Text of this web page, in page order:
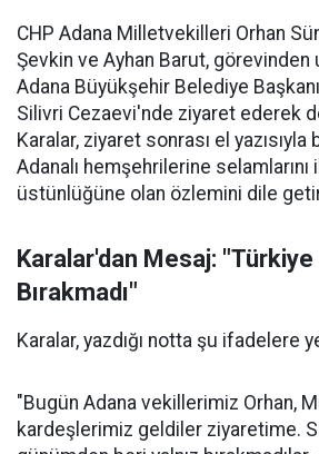
CHP Adana Milletvekilleri Orhan
Şevkin ve Ayhan Barut, görevinden
Adana Büyükşehir Belediye
Silivri Cezaevi'nde ziyaret ederek
Karalar, ziyaret sonrası el
Adanalı hemşehrilerine
üstünlüğüne olan özlemini dile
Karalar'dan Mesaj: "Türkiye
Bırakmadı"
Karalar, yazdığı notta şu ifadelere
"Bugün Adana vekillerimiz Orhan,
kardeşlerimiz geldiler ziyaretime.